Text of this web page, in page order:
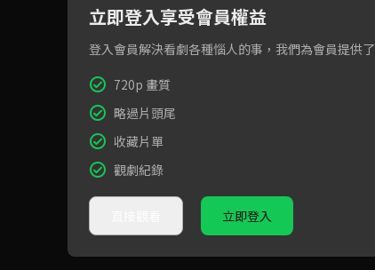
立即登入享受會員權益
登入會員解決看劇各種惱人的事，我們為會員提供了
720p 畫質
略過片頭尾
收藏片單
觀劇紀錄
立即登入